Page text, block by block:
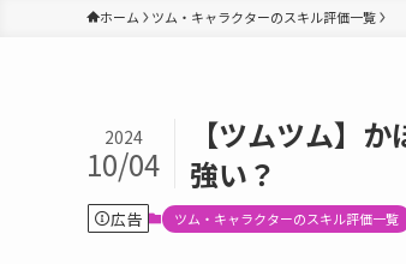
ホーム ツム・キャラクターのスキル評価一覧
【ツムツム】
強い？
2024
10/04
広告 ツム・キャラクターのスキル評価一覧